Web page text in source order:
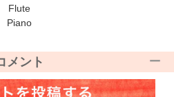
Flute
Piano
メント